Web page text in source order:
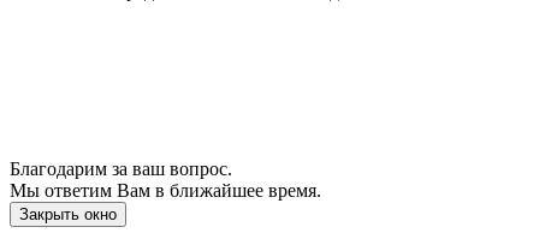
Благодарим за ваш вопрос.
Мы ответим Вам в ближайшее время.
Закрыть окно